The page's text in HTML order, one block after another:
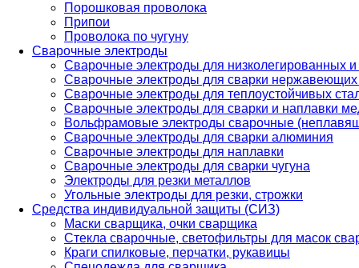
Порошковая проволока
Припои
Проволока по чугуну
Сварочные электроды
Сварочные электроды для низколегированных и
Сварочные электроды для сварки
Сварочные электроды для теплоустойчивых
Сварочные электроды для сварки и наплавки
Вольфрамовые электроды сварочные
Сварочные электроды для сварки алюминия
Сварочные электроды для наплавки
Сварочные электроды для сварки чугуна
Электроды для резки металлов
Угольные электроды для резки, строжки
Средства индивидуальной защиты (СИЗ)
Маски сварщика, очки сварщика
Стекла сварочные, светофильтры для масок
Краги спилковые, перчатки, рукавицы